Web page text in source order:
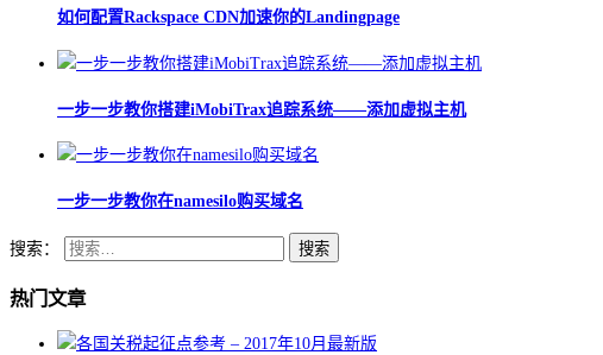
如何配置Rackspace CDN加速你的Landingpage
一步一步教你搭建iMobiTrax追踪系统——添加虚拟主机
一步一步教你在namesilo购买域名
搜索：
热门文章